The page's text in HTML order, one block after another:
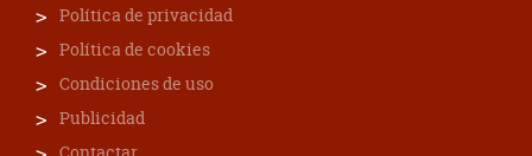
Política de privacidad
Política de cookies
Condiciones de uso
Publicidad